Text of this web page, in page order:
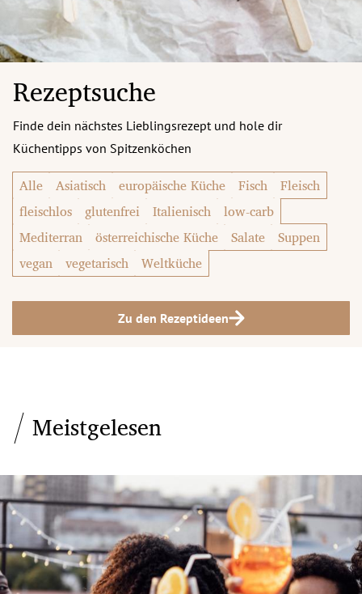
Rezeptsuche
Finde dein nächstes Lieblingsrezept und hole dir
Küchentipps von Spitzenköchen
Alle Asiatisch europäische Küche Fisch
Fleisch
fleischlos
glutenfrei Italienisch
low-carb
Mediterran
österreichische Küche Salate
Suppen
vegan
vegetarisch Weltküche
Zu den Rezeptideen
Meistgelesen